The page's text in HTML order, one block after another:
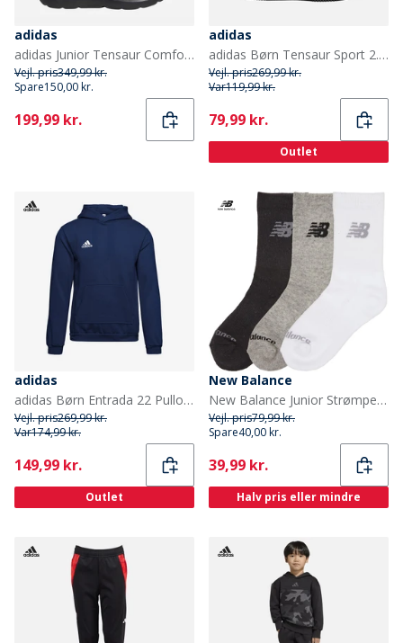
adidas
adidas Junior Tensaur Comfort Træningssko Core Black/Grey Six/Grey Six
Vejl. pris349,99 kr.
Spare150,00 kr.
Current
199,99 kr.
adidas
adidas Børn Tensaur Sport 2.0 Træningssko Dark Blue/Footwear White/Core Black
Vejl. pris269,99 kr.
Var119,99 kr.
Current
79,99 kr.
Outlet
adidas
adidas Børn Entrada 22 Pullover Hoodie Team Navy Blue
Vejl. pris269,99 kr.
Var174,99 kr.
Current
149,99 kr.
Outlet
New Balance
New Balance Junior Strømper med Polstring 3-Pak Multi
Vejl. pris79,99 kr.
Spare40,00 kr.
Current
39,99 kr.
Halv pris eller mindre